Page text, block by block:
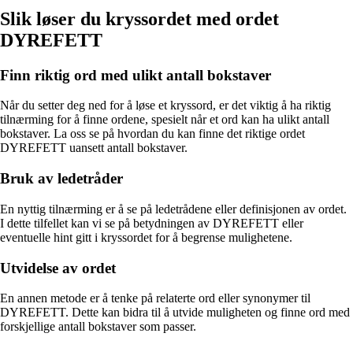
Slik løser du kryssordet med ordet
DYREFETT
Finn riktig ord med ulikt antall bokstaver
Når du setter deg ned for å løse et kryssord, er det viktig å ha riktig
tilnærming for å finne ordene, spesielt når et ord kan ha ulikt antall
bokstaver. La oss se på hvordan du kan finne det riktige ordet
DYREFETT uansett antall bokstaver.
Bruk av ledetråder
En nyttig tilnærming er å se på ledetrådene eller definisjonen av ordet.
I dette tilfellet kan vi se på betydningen av DYREFETT eller
eventuelle hint gitt i kryssordet for å begrense mulighetene.
Utvidelse av ordet
En annen metode er å tenke på relaterte ord eller synonymer til
DYREFETT. Dette kan bidra til å utvide muligheten og finne ord med
forskjellige antall bokstaver som passer.